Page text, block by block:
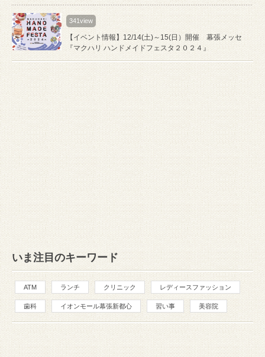
341view
【イベント情報】12/14(土)～15(日）開催 幕張メッセ
『マクハリ ハンドメイドフェスタ２０２４』
いま注目のキーワード
ATM ランチ クリニック レディースファッション
歯科 イオンモール幕張新都心 習い事 美容院